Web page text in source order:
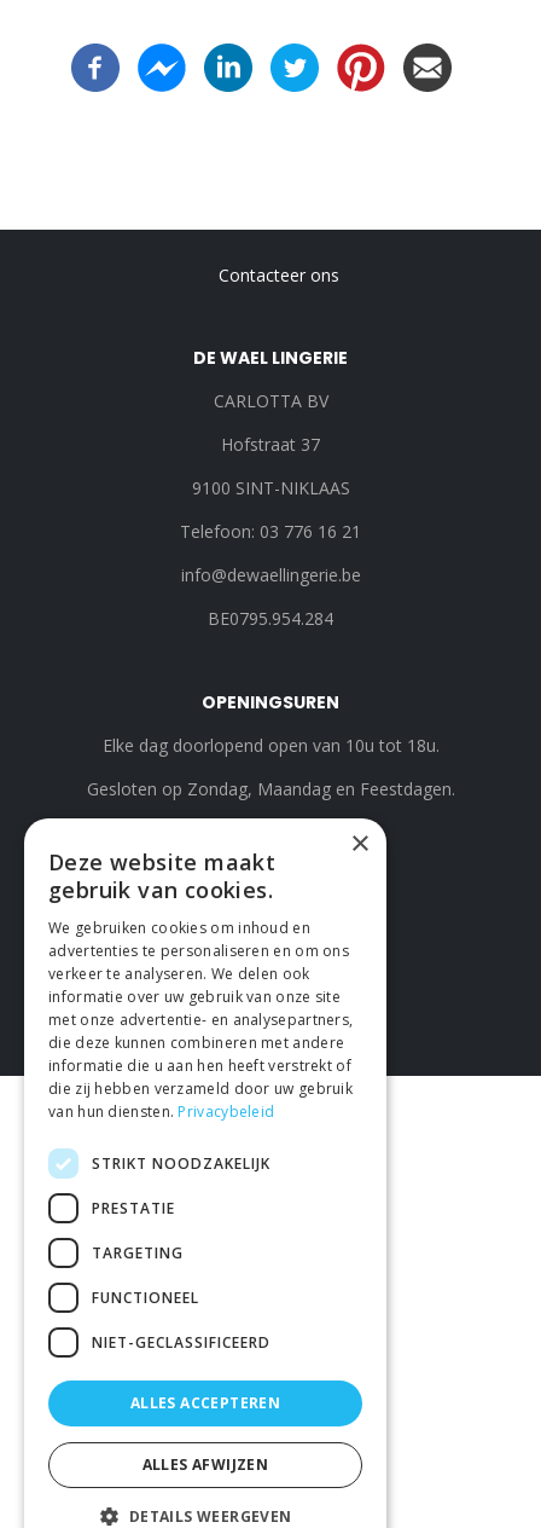
Contacteer ons
DE WAEL LINGERIE
CARLOTTA BV
Hofstraat 37
9100 SINT-NIKLAAS
Telefoon: 03 776 16 21
info@dewaellingerie.be
BE0795.954.284
OPENINGSUREN
Elke dag doorlopend open van 10u tot 18u.
Gesloten op Zondag, Maandag en Feestdagen.
×
Deze website maakt
gebruik van cookies.
We gebruiken cookies om inhoud en
advertenties te personaliseren en om ons
verkeer te analyseren. We delen ook
informatie over uw gebruik van onze site
met onze advertentie- en analysepartners,
die deze kunnen combineren met andere
informatie die u aan hen heeft verstrekt of
die zij hebben verzameld door uw gebruik
van hun diensten. Privacybeleid
STRIKT NOODZAKELIJK
PRESTATIE
TARGETING
FUNCTIONEEL
NIET-GECLASSIFICEERD
ALLES ACCEPTEREN
ALLES AFWIJZEN
DETAILS WEERGEVEN